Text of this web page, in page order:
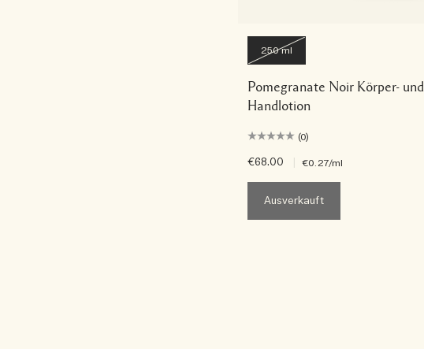
250 ml
Pomegranate Noir Körper- und
Handlotion
(0)
€68.00 €0.27/ml
Ausverkauft